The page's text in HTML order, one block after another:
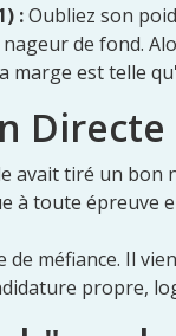
:Oubliez son
de fond.
marge est telle
Directe
avait tiré un bon
à toute épreuve
de méfiance. Il
propre,